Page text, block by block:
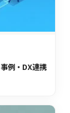
例・DX連携